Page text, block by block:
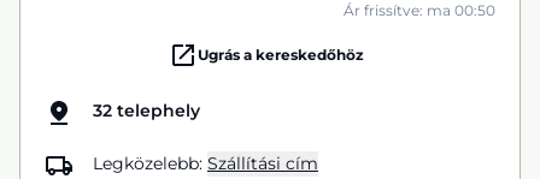
Ár frissítve: ma 00:50
Ugrás a kereskedőhöz
32 telephely
Legközelebb: Szállítási cím